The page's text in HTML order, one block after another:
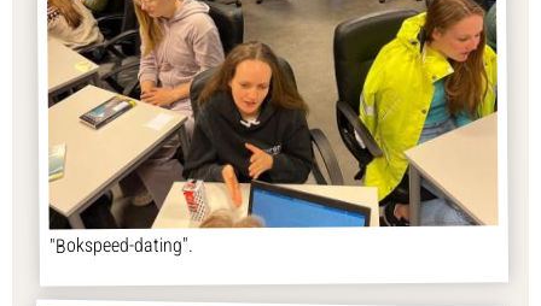
"Bokspeed-dating".